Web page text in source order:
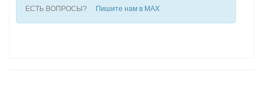
ЕСТЬ ВОПРОСЫ? Пишите нам в MAX